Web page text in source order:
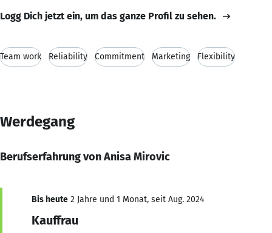
Logg Dich jetzt ein, um das ganze Profil zu sehen.
Team work Reliability Commitment Marketing Flexibility
Werdegang
Berufserfahrung von Anisa Mirovic
Bis heute 2 Jahre und 1 Monat, seit Aug. 2024
Kauffrau